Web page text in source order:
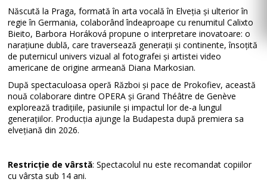
Născută la Praga, formată în arta vocală în Elveția și ulterior în
regie în Germania, colaborând îndeaproape cu renumitul Calixto
Bieito, Barbora Horáková propune o interpretare inovatoare: o
narațiune dublă, care traversează generații și continente, însoțită
de puternicul univers vizual al fotografei și artistei video
americane de origine armeană Diana Markosian.
După spectaculoasa operă Război și pace de Prokofiev, această
nouă colaborare dintre OPERA și Grand Théâtre de Genève
explorează tradițiile, pasiunile și impactul lor de-a lungul
generațiilor. Producția ajunge la Budapesta după premiera sa
elvețiană din 2026.
Restricție de vârstă: Spectacolul nu este recomandat copiilor
cu vârsta sub 14 ani.